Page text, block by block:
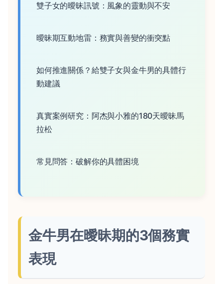
雙子女的曖昧訊號：風象的靈動與不安
曖昧期互動地雷：務實與善變的衝突點
如何推進關係？給雙子女與金牛男的具體行
動建議
真實案例研究：阿杰與小雅的180天曖昧馬
拉松
常見問答：破解你的具體困境
金牛男在曖昧期的3個務實
表現